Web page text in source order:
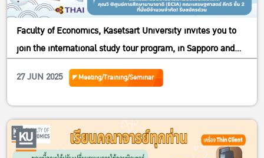
Faculty of Economics, Kasetsart University invites you to
join the international study tour program, in Sapporo and
Otaru, Hokkaido, Japan, from 11-17 November 2025.
27 JUN 2025 Meeting/Training/Seminar